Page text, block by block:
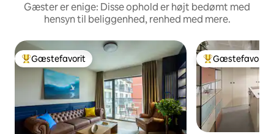
Gæster er enige: Disse ophold er højt bedømt med
hensyn til beliggenhed, renhed med mere.
Bedste gæstefavorit
Gæstefavorit Bedste
Gæstefavorit